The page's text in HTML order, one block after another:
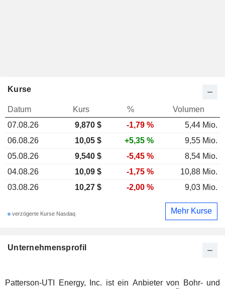
Unternehmensprofil
Patterson-UTI Energy, Inc. ist ein Anbieter von Bohr- und
Kurse
Datum Kurs %
Volumen
07.08.26
9,870 $ -1,79 %
5,44 Mio.
06.08.26
10,05 $ +5,35 %
9,55 Mio.
05.08.26
9,540 $ -5,45 %
8,54 Mio.
04.08.26
10,09 $ -1,75 %
10,88 Mio.
03.08.26
10,27 $ -2,00 % 9,03 Mio.
verzögerte Kurse Nasdaq Mehr Kurse